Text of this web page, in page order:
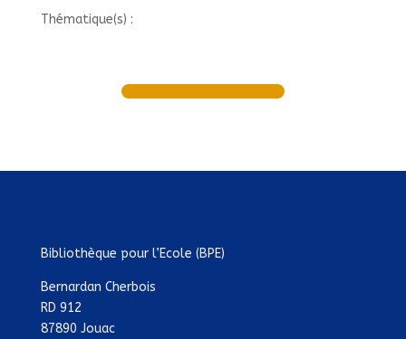
Thématique(s) :
Bibliothèque pour l’Ecole (BPE)
Bernardan Cherbois
RD 912
87890 Jouac